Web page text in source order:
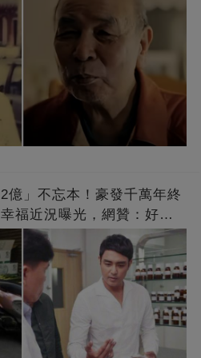
億」不忘本！豪發千萬年終
福近況曝光，網贊：好老